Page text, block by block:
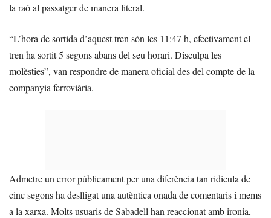
la raó al passatger de manera literal.
“L’hora de sortida d’aquest tren són les 11:47 h, efectivament el
tren ha sortit 5 segons abans del seu horari. Disculpa les
molèsties”, van respondre de manera oficial des del compte de la
companyia ferroviària.
Admetre un error públicament per una diferència tan ridícula de
cinc segons ha deslligat una autèntica onada de comentaris i mems
a la xarxa. Molts usuaris de Sabadell han reaccionat amb ironia,